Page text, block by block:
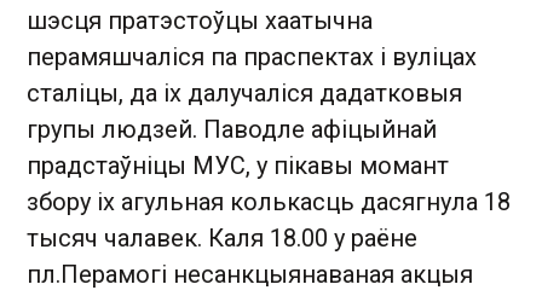
шэсця пратэстоўцы хаатычна
перамяшчаліся па праспектах і вуліцах
сталіцы, да іх далучаліся дадатковыя
групы людзей. Паводле афіцыйнай
прадстаўніцы МУС, у пікавы момант
збору іх агульная колькасць дасягнула 18
тысяч чалавек. Каля 18.00 у раёне
пл.Перамогі несанкцыянаваная акцыя